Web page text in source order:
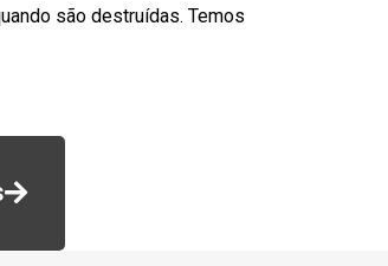
são destruídas. Temos